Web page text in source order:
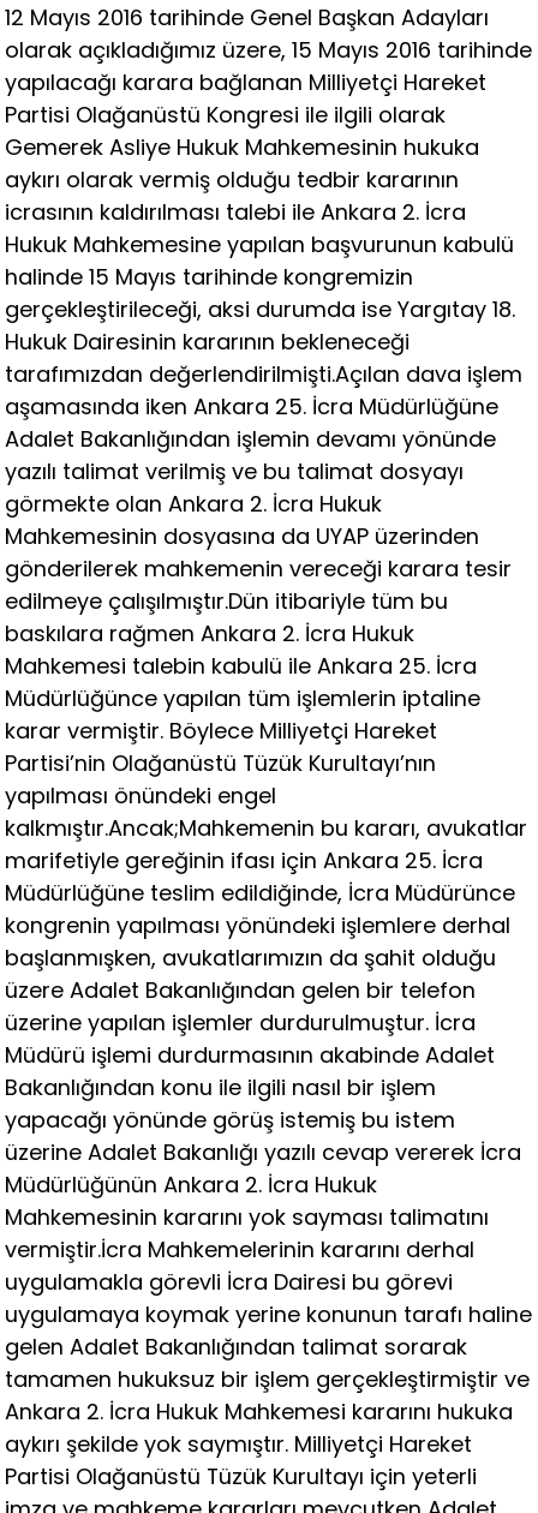
12 Mayıs 2016 tarihinde Genel Başkan Adayları
olarak açıkladığımız üzere, 15 Mayıs 2016 tarihinde
yapılacağı karara bağlanan Milliyetçi Hareket
Partisi Olağanüstü Kongresi ile ilgili olarak
Gemerek Asliye Hukuk Mahkemesinin hukuka
aykırı olarak vermiş olduğu tedbir kararının
icrasının kaldırılması talebi ile Ankara 2. İcra
Hukuk Mahkemesine yapılan başvurunun kabulü
halinde 15 Mayıs tarihinde kongremizin
gerçekleştirileceği, aksi durumda ise Yargıtay 18.
Hukuk Dairesinin kararının bekleneceği
tarafımızdan değerlendirilmişti.Açılan dava işlem
aşamasında iken Ankara 25. İcra Müdürlüğüne
Adalet Bakanlığından işlemin devamı yönünde
yazılı talimat verilmiş ve bu talimat dosyayı
görmekte olan Ankara 2. İcra Hukuk
Mahkemesinin dosyasına da UYAP üzerinden
gönderilerek mahkemenin vereceği karara tesir
edilmeye çalışılmıştır.Dün itibariyle tüm bu
baskılara rağmen Ankara 2. İcra Hukuk
Mahkemesi talebin kabulü ile Ankara 25. İcra
Müdürlüğünce yapılan tüm işlemlerin iptaline
karar vermiştir. Böylece Milliyetçi Hareket
Partisi’nin Olağanüstü Tüzük Kurultayı’nın
yapılması önündeki engel
kalkmıştır.Ancak;Mahkemenin bu kararı, avukatlar
marifetiyle gereğinin ifası için Ankara 25. İcra
Müdürlüğüne teslim edildiğinde, İcra Müdürünce
kongrenin yapılması yönündeki işlemlere derhal
başlanmışken, avukatlarımızın da şahit olduğu
üzere Adalet Bakanlığından gelen bir telefon
üzerine yapılan işlemler durdurulmuştur. İcra
Müdürü işlemi durdurmasının akabinde Adalet
Bakanlığından konu ile ilgili nasıl bir işlem
yapacağı yönünde görüş istemiş bu istem
üzerine Adalet Bakanlığı yazılı cevap vererek İcra
Müdürlüğünün Ankara 2. İcra Hukuk
Mahkemesinin kararını yok sayması talimatını
vermiştir.İcra Mahkemelerinin kararını derhal
uygulamakla görevli İcra Dairesi bu görevi
uygulamaya koymak yerine konunun tarafı haline
gelen Adalet Bakanlığından talimat sorarak
tamamen hukuksuz bir işlem gerçekleştirmiştir ve
Ankara 2. İcra Hukuk Mahkemesi kararını hukuka
aykırı şekilde yok saymıştır. Milliyetçi Hareket
Partisi Olağanüstü Tüzük Kurultayı için yeterli